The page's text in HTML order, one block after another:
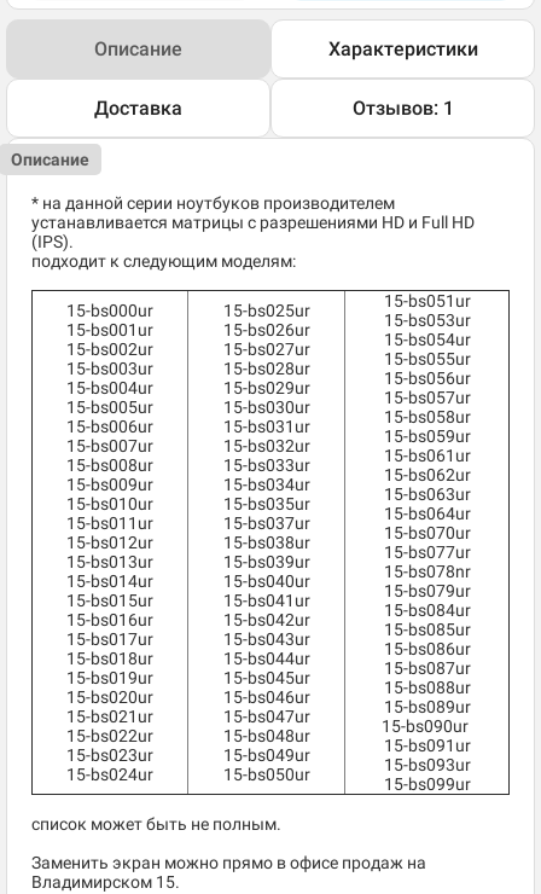
Описание Характеристики
Доставка Отзывов: 1
Описание
* на данной серии ноутбуков производителем
устанавливается матрицы с разрешениями HD и Full HD
(IPS).
подходит к следующим моделям:
15-bs000ur
15-bs001ur
15-bs002ur
15-bs003ur
15-bs004ur
15-bs005ur
15-bs006ur
15-bs007ur
15-bs008ur
15-bs009ur
15-bs010ur
15-bs011ur
15-bs012ur
15-bs013ur
15-bs014ur
15-bs015ur
15-bs016ur
15-bs017ur
15-bs018ur
15-bs019ur
15-bs020ur
15-bs021ur
15-bs022ur
15-bs023ur
15-bs024ur
15-bs025ur
15-bs026ur
15-bs027ur
15-bs028ur
15-bs029ur
15-bs030ur
15-bs031ur
15-bs032ur
15-bs033ur
15-bs034ur
15-bs035ur
15-bs037ur
15-bs038ur
15-bs039ur
15-bs040ur
15-bs041ur
15-bs042ur
15-bs043ur
15-bs044ur
15-bs045ur
15-bs046ur
15-bs047ur
15-bs048ur
15-bs049ur
15-bs050ur
15-bs051ur
15-bs053ur
15-bs054ur
15-bs055ur
15-bs056ur
15-bs057ur
15-bs058ur
15-bs059ur
15-bs061ur
15-bs062ur
15-bs063ur
15-bs064ur
15-bs070ur
15-bs077ur
15-bs078nr
15-bs079ur
15-bs084ur
15-bs085ur
15-bs086ur
15-bs087ur
15-bs088ur
15-bs089ur
15-bs090ur
15-bs091ur
15-bs093ur
15-bs099ur
список может быть не полным.
Заменить экран можно прямо в офисе продаж на
Владимирском 15.